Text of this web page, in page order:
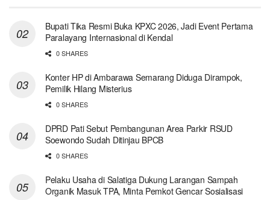
Bupati Tika Resmi Buka KPXC 2026, Jadi Event Pertama
Paralayang Internasional di Kendal
0 SHARES
Konter HP di Ambarawa Semarang Diduga Dirampok,
Pemilik Hilang Misterius
0 SHARES
DPRD Pati Sebut Pembangunan Area Parkir RSUD
Soewondo Sudah Ditinjau BPCB
0 SHARES
Pelaku Usaha di Salatiga Dukung Larangan Sampah
Organik Masuk TPA, Minta Pemkot Gencar Sosialisasi